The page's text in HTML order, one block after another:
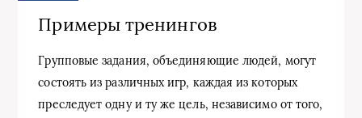
Примеры тренингов
Групповые задания, объединяющие людей, могут
состоять из различных игр, каждая из которых
преследует одну и ту же цель, независимо от того,